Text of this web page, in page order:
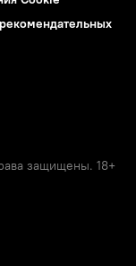
защищены. 18+